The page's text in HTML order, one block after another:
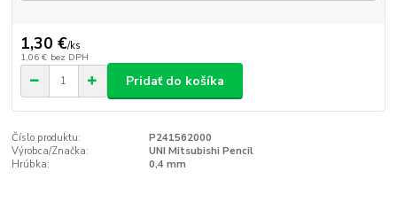
1,30 €/ks
1,06 € bez DPH
Pridať do košíka
Číslo produktu:
P241562000
Výrobca/Značka:
UNI Mitsubishi Pencil
Hrúbka:
0,4 mm